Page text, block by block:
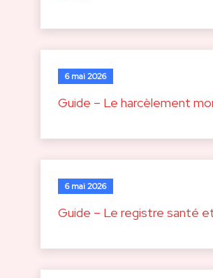
6 mai 2026
Guide – Le harcèlement
6 mai 2026
Guide – Le registre santé